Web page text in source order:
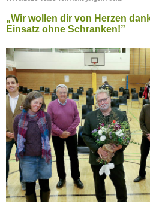
„Wir wollen dir von Herzen
Einsatz ohne Schranken!”